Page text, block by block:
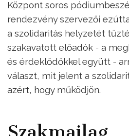
Központ soros
rendezvény szervezői
a szolidaritás helyzetét
szakavatott előadók - a
és érdeklődőkkel együtt -
választ, mit jelent a
azért, hogy működjön.